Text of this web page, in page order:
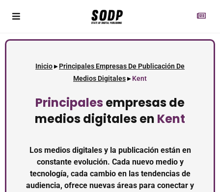
Inicio▸Principales Empresas De Publicación De
Medios Digitales▸Kent
Principales empresas de
medios digitales en Kent
Los medios digitales y la publicación están en
constante evolución. Cada nuevo medio y
tecnología, cada cambio en las tendencias de
audiencia, ofrece nuevas áreas para conectar y